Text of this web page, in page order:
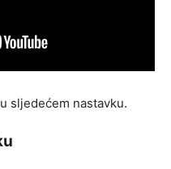
sljedećem nastavku.